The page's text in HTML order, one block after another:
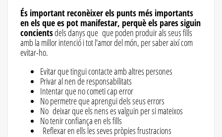
És important reconèixer els punts més importants
en els que es pot manifestar, perquè els pares siguin
concientsdels danys que que poden produir als seus fills
amb la millor intenció i tot l'amor del món, per saber així com
evitar-ho.
Evitar que tingui contacte amb altres persones
Privar al nen de responsabilitats
Intentar que no cometi cap error
No permetre que aprengui dels seus errors
No deixar que els nens es valguin per si mateixos
No tenir confiança en els fills
Reflexar en ells les seves pròpies frustracions